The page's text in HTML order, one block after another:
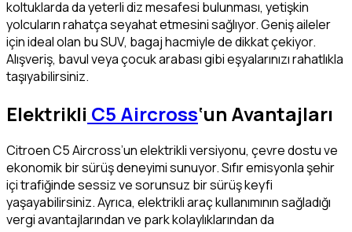
koltuklarda da yeterli diz mesafesi bulunması, yetişkin
yolcuların rahatça seyahat etmesini sağlıyor. Geniş aileler
için ideal olan bu SUV, bagaj hacmiyle de dikkat çekiyor.
Alışveriş, bavul veya çocuk arabası gibi eşyalarınızı rahatlıkla
taşıyabilirsiniz.
Elektrikli C5 Aircross‘un Avantajları
Citroen C5 Aircross’un elektrikli versiyonu, çevre dostu ve
ekonomik bir sürüş deneyimi sunuyor. Sıfır emisyonla şehir
içi trafiğinde sessiz ve sorunsuz bir sürüş keyfi
yaşayabilirsiniz. Ayrıca, elektrikli araç kullanımının sağladığı
vergi avantajlarından ve park kolaylıklarından da